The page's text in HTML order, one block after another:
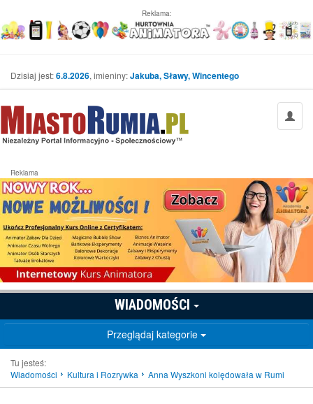
Reklama:
Dzisiaj jest:6.8.2026, imieniny:Jakuba, Sławy, Wincentego
Reklama
WIADOMOŚCI
Przeglądaj kategorie
Tu jesteś:
Wiadomości
Kultura i Rozrywka Anna Wyszkoni kolędowała w Rumi